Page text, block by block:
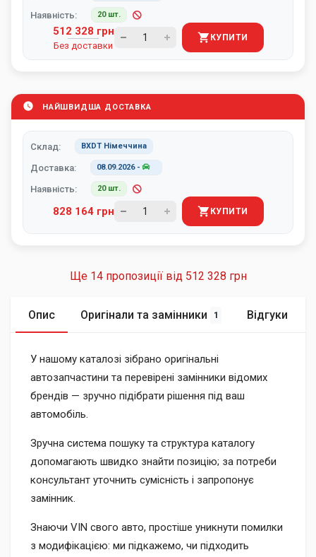
Наявність: 20 шт.
512 328 грн
Без доставки
КУПИТИ
НАЙШВИДША ДОСТАВКА
Склад: BXDT Німеччина
Доставка: 08.09.2026-
Наявність: 20 шт.
828 164 грн КУПИТИ
Ще 14 пропозиції від 512 328 грн
Опис Оригінали та замінники 1 Відгуки
У нашому каталозі зібрано оригінальні
автозапчастини та перевірені замінники відомих
брендів — зручно підібрати рішення під ваш
автомобіль.
Зручна система пошуку та структура каталогу
допомагають швидко знайти позицію; за потреби
консультант уточнить сумісність і запропонує
замінник.
Знаючи VIN свого авто, простіше уникнути помилки
з модифікацією: ми підкажемо, чи підходить